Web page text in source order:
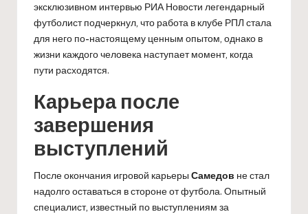
эксклюзивном интервью РИА Новости легендарный
футболист подчеркнул, что работа в клубе РПЛ стала
для него по-настоящему ценным опытом, однако в
жизни каждого человека наступает момент, когда
пути расходятся.
Карьера после
завершения
выступлений
После окончания игровой карьеры Самедов не стал
надолго оставаться в стороне от футбола. Опытный
специалист, известный по выступлениям за